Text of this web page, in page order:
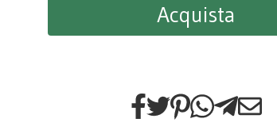
Acquista